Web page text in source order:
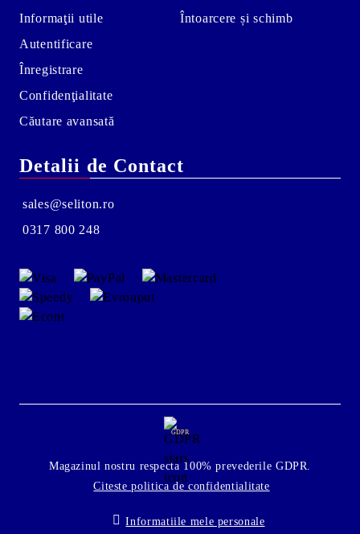
Informaţii utile
Autentificare
Înregistrare
Confidenţialitate
Căutare avansată
Întoarcere și schimb
Detalii de Contact
sales@seliton.ro
0317 800 248
GDPR
Magazinul nostru respecta 100% prevederile GDPR.
Citeste politica de confidentialitate
Informatiile mele personale